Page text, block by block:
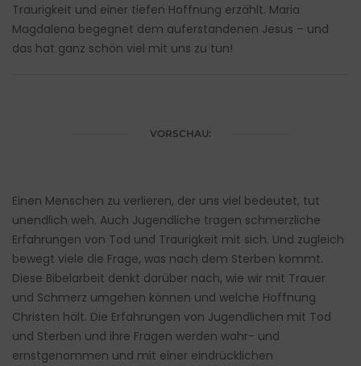
Traurigkeit und einer tiefen Hoffnung erzählt. Maria
Magdalena begegnet dem auferstandenen Jesus – und
das hat ganz schön viel mit uns zu tun!
VORSCHAU:
Einen Menschen zu verlieren, der uns viel bedeutet, tut
unendlich weh. Auch Jugendliche tragen schmerzliche
Erfahrungen von Tod und Traurigkeit mit sich. Und zugleich
bewegt viele die Frage, was nach dem Sterben kommt.
Diese Bibelarbeit denkt darüber nach, wie wir mit Trauer
und Schmerz umgehen können und welche Hoffnung
Christen hält. Die Erfahrungen von Jugendlichen mit Tod
und Sterben und ihre Fragen werden wahr- und
ernstgenommen und mit einer eindrücklichen